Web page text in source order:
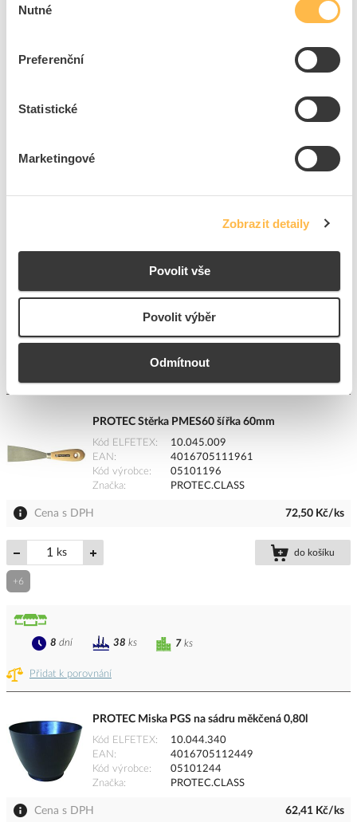
souhlasu
Nutné
Preferenční
Statistické
Marketingové
Zobrazit detaily
Povolit vše
Povolit výběr
Odmítnout
EAN
96,45 Kč/ks
8dní 17 ks
PROTEC Stěrka PMES60 šířka 60mm
Kód ELFETEX
10.045.009
EAN
4016705111961
Kód výrobce
05101196
Značka
PROTEC.CLASS
Cena s DPH 72,50 Kč/ks
ks do košíku
+6
Přidat k porovnání
7 ks
8 dní 38 ks
PROTEC Miska PGS na sádru měkčená 0,80l
Kód ELFETEX
10.044.340
EAN
4016705112449
Kód výrobce
05101244
Značka
PROTEC.CLASS
Cena s DPH 62,41 Kč/ks